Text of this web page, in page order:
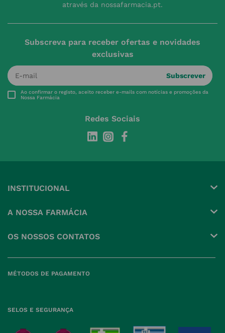
através da nossafarmacia.pt.
Subscreva para receber ofertas e novidades
exclusivas
Subscrever
Ao confirmar o registo, aceito receber e-mails com notícias e promoções da
Nossa Farmácia
Redes Sociais
INSTITUCIONAL
A NOSSA FARMÁCIA
OS NOSSOS CONTATOS
MÉTODOS DE PAGAMENTO
SELOS E SEGURANÇA